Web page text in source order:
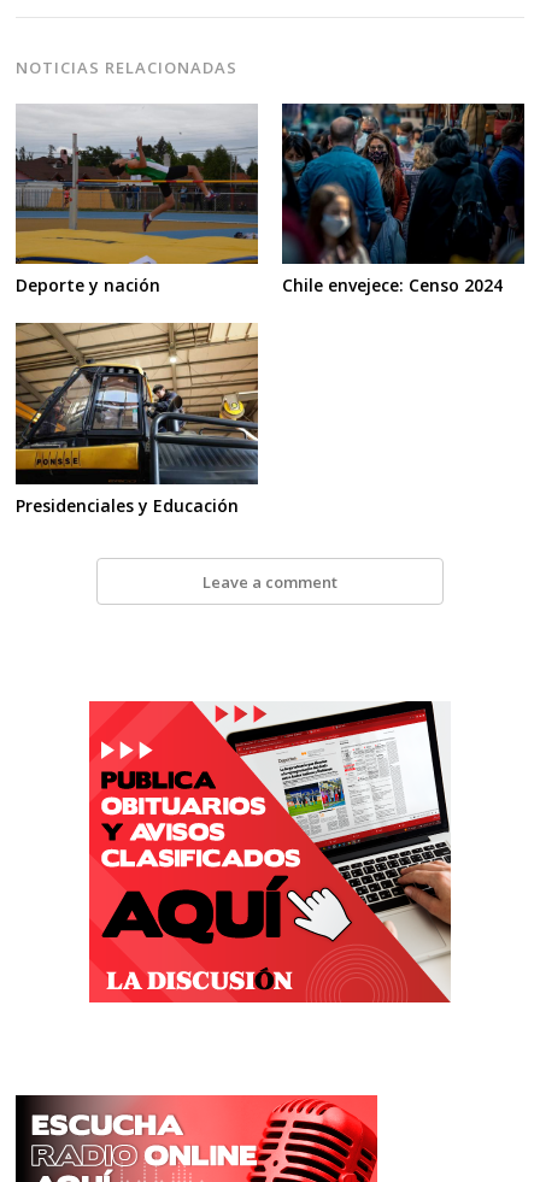
NOTICIAS RELACIONADAS
Deporte y nación Chile envejece: Censo 2024
Presidenciales y Educación
Leave a comment